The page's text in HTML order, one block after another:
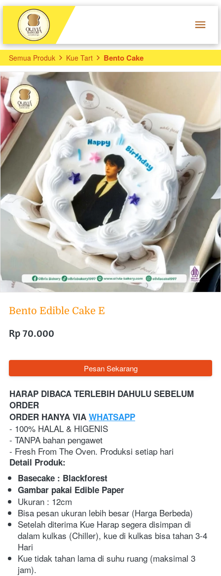
Semua Produk Kue Tart Bento Cake
Bento Edible Cake E
Rp 70.000
`Pesan Sekarang
HARAP DIBACA TERLEBIH DAHULU SEBELUM
ORDER
ORDER HANYA VIA WHATSAPP
- 100% HALAL & HIGENIS
- TANPA bahan pengawet
- Fresh From The Oven. Produksi setiap hari
Detail Produk:
Basecake : Blackforest
Gambar pakai Edible Paper
Ukuran : 12cm
Bisa pesan ukuran lebih besar (Harga Berbeda)
Setelah diterima Kue Harap segera disimpan di
dalam kulkas (Chiller), kue di kulkas bisa tahan 3-4
Hari
Kue tidak tahan lama di suhu ruang (maksimal 3
jam).